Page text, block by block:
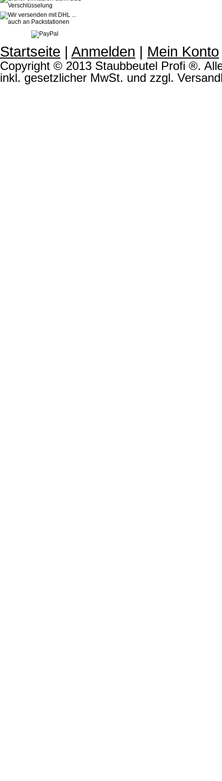
Startseite | Anmelden | Mein Konto
Copyright © 2013 Staubbeutel Profi ®.
inkl. gesetzlicher MwSt. und zzgl.